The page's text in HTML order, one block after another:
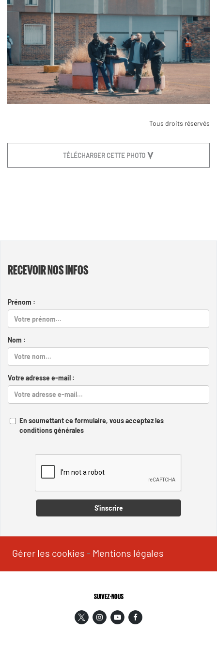
Tous droits réservés
TÉLÉCHARGER CETTE PHOTO
RECEVOIR NOS INFOS
Prénom :
Nom :
Votre adresse e-mail :
En soumettant ce formulaire, vous acceptez les
conditions générales
S'inscrire
Gérer les cookies - Mentions légales
SUIVEZ-NOUS